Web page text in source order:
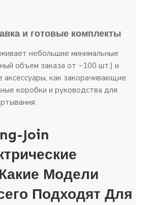
и готовые комплекты
небольшие минимальные
объем заказа от ~100 шт.) и
аксессуары, как закорачивающие
коробки и руководства для
Join
Модели
Подходят Для